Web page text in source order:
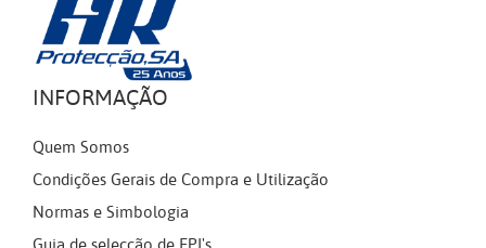
INFORMAÇÃO
Quem Somos
Condições Gerais de Compra e Utilização
Normas e Simbologia